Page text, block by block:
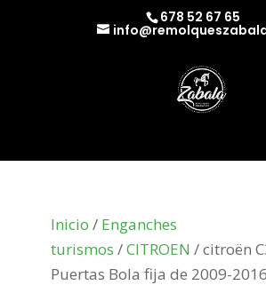
678 52 67 65
Inicio / Enganches
turismos /CITROEN / citroën
Puertas Bola fija de 2009-2016